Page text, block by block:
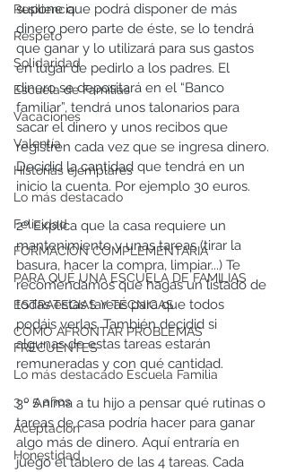
Resiliencia
Respeto
Solidaridad
Escuela de Familias
Vacaciones
Valentía
Historias ejemplares
Lo más destacado
Felicidad
FORMACIÓN COMPLEMENTARIA
PARA QUÉ UNA ESCUELA DE FAMILIAS
ESTRATEGIAS Y TÉCNICAS
CÓMO AFRONTAR PROBLEMAS
FRECUENTES
Lo más destacado Escuela Familia
3 - 5 años
Aceptación
Honestidad
supone que podrá disponer de más
dinero pero parte de éste, se lo tendrá
que ganar y lo utilizará para sus gastos
en lugar de pedirlo a los padres. El
dinero se depositará en el “Banco
familiar”, tendrá unos talonarios para
sacar el dinero y unos recibos que
registren cada vez que se ingresa dinero.
Decidid la cantidad que tendrá en un
inicio la cuenta. Por ejemplo 30 euros.
2º Explica que la casa requiere un
mantenimiento y unas tareas (tirar la
basura, hacer la compra, limpiar...) Te
recomendamos que hagas un listado de
todas estas tareas para que todos
podáis verlas. También decidid si
algunas de estas tareas estarán
remuneradas y con qué cantidad.
3º Anima a tu hijo a pensar qué rutinas o
tareas de casa podría hacer para ganar
algo más de dinero. Aquí entraría en
juego el tablero de las 4 tareas. Cada